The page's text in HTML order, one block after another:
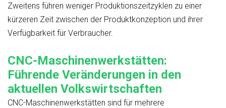
Zweitens führen weniger Produktionszeitzyklen zu einer
kürzeren Zeit zwischen der Produktkonzeption und ihrer
Verfügbarkeit für Verbraucher.
CNC-Maschinenwerkstätten:
Führende Veränderungen in den
aktuellen Volkswirtschaften
CNC-Maschinenwerkstätten sind für mehrere